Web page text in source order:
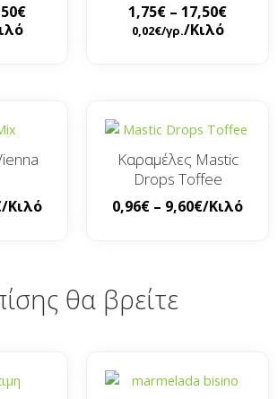
€ 1,75€ – 17,50€
0,02€/γρ./Κιλό
/Κιλό
Καραμέλες Mastic
Drops Toffee
0,96€ – 9,60€/Κιλό
θα βρείτε